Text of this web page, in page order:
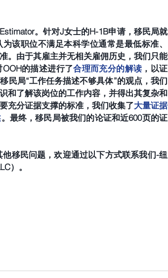
。针对J女士的H-1B申请，移民局就
该职位不满足本科学位通常是最低标准、
。由于其雇主并无相关雇佣历史，我们只能
的描述进行了合理而充分的解读 ，以证
民局“工作任务描述不够具体”的观点，我们
和了解该岗位的工作内容，并得出其复杂和
充分证据支撑的标准，我们收集了大量证据
。最终，移民局被我们的论证和近600页的证
移民问题，欢迎通过以下方式联系我们-纽
）。